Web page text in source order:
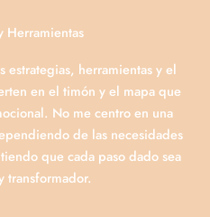
Herramientas
estrategias, herramientas y el
en el timón y el mapa que
No me centro en una
de las necesidades
que cada paso dado sea
transformador.